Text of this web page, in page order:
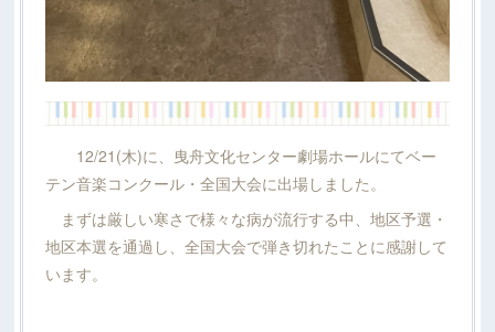
12/21(木)に、曳舟文化センター劇場ホールにてベー
テン音楽コンクール・全国大会に出場しました。
まずは厳しい寒さで様々な病が流行する中、地区予選・
地区本選を通過し、全国大会で弾き切れたことに感謝して
います。